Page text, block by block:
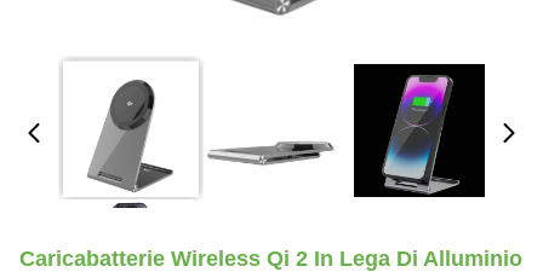
Caricabatterie Wireless Qi 2 In Lega Di Alluminio